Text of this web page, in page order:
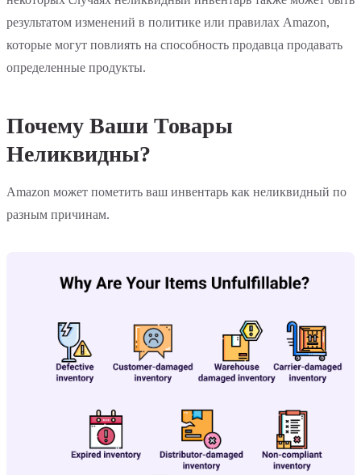
результатом изменений в политике или правилах Amazon,
которые могут повлиять на способность продавца продавать
определенные продукты.
Почему Ваши Товары
Неликвидны?
Amazon может пометить ваш инвентарь как неликвидный по
разным причинам.